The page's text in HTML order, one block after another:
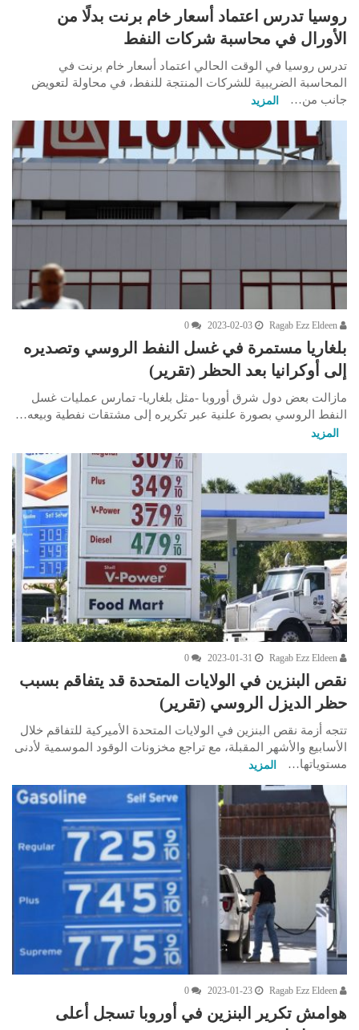
روسيا تدرس اعتماد أسعار خام برنت بدلًا من
الأورال في محاسبة شركات النفط
تدرس روسيا في الوقت الحالي اعتماد أسعار خام برنت في
المحاسبة الضريبية للشركات المنتجة للنفط، في محاولة لتعويض
جانب من…
المزيد
2023-02-03
0
بلغاريا مستمرة في غسل النفط الروسي وتصديره
إلى أوكرانيا بعد الحظر (تقرير)
مازالت بعض دول شرق أوروبا -مثل بلغاريا- تمارس عمليات غسل
النفط الروسي بصورة علنية عبر تكريره إلى مشتقات نفطية وبيعه…
المزيد
2023-01-31
0
نقص البنزين في الولايات المتحدة قد يتفاقم بسبب
حظر الديزل الروسي (تقرير)
تتجه أزمة نقص البنزين في الولايات المتحدة الأميركية للتفاقم خلال
الأسابيع والأشهر المقبلة، مع تراجع مخزونات الوقود الموسمية لأدنى
مستوياتها…
المزيد
2023-01-23
0
هوامش تكرير البنزين في أوروبا تسجل أعلى